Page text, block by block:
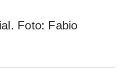
Foto: Fabio